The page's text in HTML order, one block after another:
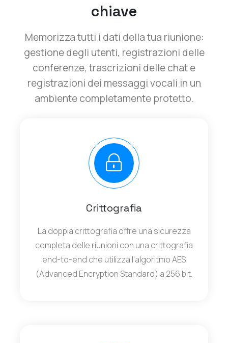
chiave
Memorizza tutti i dati della tua riunione:
gestione degli utenti, registrazioni delle
conferenze, trascrizioni delle chat e
registrazioni dei messaggi vocali in un
ambiente completamente protetto.
Crittografia
La doppia crittografia offre una sicurezza
completa delle riunioni con una crittografia
end-to-end che utilizza l'algoritmo AES
(Advanced Encryption Standard) a 256 bit.